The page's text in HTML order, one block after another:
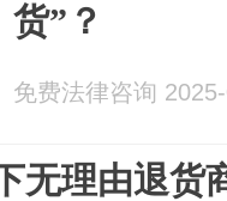
货”？
免费法律咨询
无理由退货